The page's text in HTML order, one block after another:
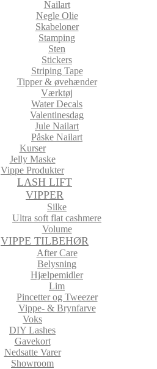
Nailart
Negle Olie
Skabeloner
Stamping
Sten
Stickers
Striping Tape
Tipper & øvehænder
Værktøj
Water Decals
Valentinesdag
Jule Nailart
Påske Nailart
Kurser
Jelly Maske
Vippe Produkter
LASH LIFT
VIPPER
Silke
Ultra soft flat cashmere
Volume
VIPPE TILBEHØR
After Care
Belysning
Hjælpemidler
Lim
Pincetter og Tweezer
Vippe- & Brynfarve
Voks
DIY Lashes
Gavekort
Nedsatte Varer
Showroom